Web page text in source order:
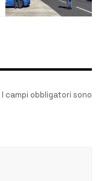
I campi obbligatori sono